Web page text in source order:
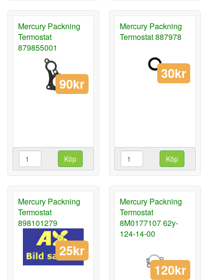
Mercury Packning
Termostat
879855001
90kr
Köp
Mercury Packning
Termostat 887978
30kr
Köp
Mercury Packning
Termostat
898101279
25kr
Mercury Packning
Termostat
8M0177107 62y-
124-14-00
120kr